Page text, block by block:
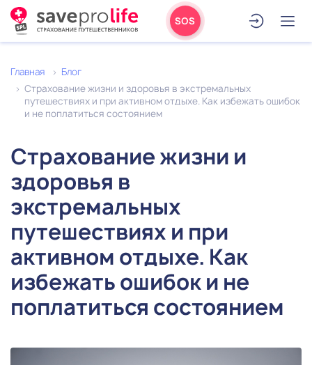
SOS
Главная
Блог
Страхование жизни и здоровья в экстремальных
путешествиях и при активном отдыхе. Как избежать ошибок
и не поплатиться состоянием
Страхование жизни и
здоровья в
экстремальных
путешествиях и при
активном отдыхе. Как
избежать ошибок и не
поплатиться состоянием